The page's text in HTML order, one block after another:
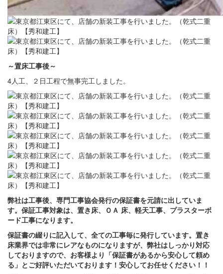
～置床工事後～
4人工、２日工程で無事完工しました。
弊社は工事後、専門工事協会発行の保証書を元請に出していま
す。保証工事対象は、置き床、ＯＡ 床、軽天工事、プラスターボ
ード工事になります。
保証書の綴りに記入して、全ての工事毎に発行しています。置き
床業界では非常にレアなものになりますが、弊社はしっかり対応
しておりますので、お客様より「保証書があるから安心して頼め
る」とご好評いただいております！安心してお任せください！！